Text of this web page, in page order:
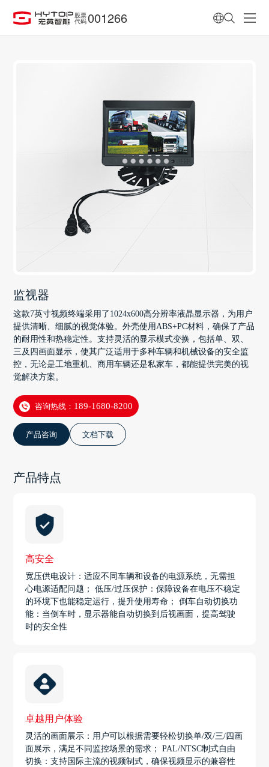
股票
代码 001266
监视器
这款7英寸视频终端采用了1024x600高分辨率液晶显示器，为用户
提供清晰、细腻的视觉体验。外壳使用ABS+PC材料，确保了产品
的耐用性和热稳定性。支持灵活的显示模式变换，包括单、双、
三及四画面显示，使其广泛适用于多种车辆和机械设备的安全监
控，无论是工地重机、商用车辆还是私家车，都能提供完美的视
觉解决方案。
咨询热线： 189-1680-8200
产品咨询 文档下载
产品特点
高安全
宽压供电设计：适应不同车辆和设备的电源系统，无需担
心电源适配问题； 低压/过压保护：保障设备在电压不稳定
的环境下也能稳定运行，提升使用寿命； 倒车自动切换功
能：当倒车时，显示器能自动切换到后视画面，提高驾驶
时的安全性
卓越用户体验
灵活的画面展示：用户可以根据需要轻松切换单/双/三/四画
面展示，满足不同监控场景的需求； PAL/NTSC制式自由
切换：支持国际主流的视频制式，确保视频显示的兼容性